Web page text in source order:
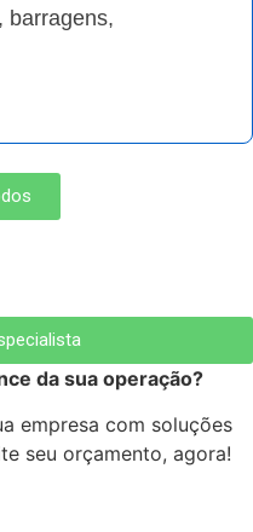
barragens,
da sua operação?
empresa com soluções
seu orçamento, agora!